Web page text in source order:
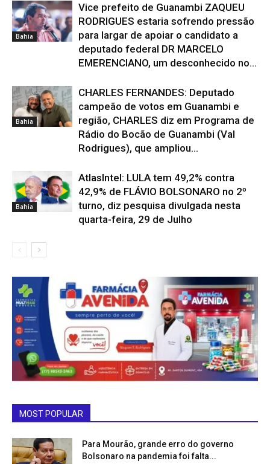
Bahia
Vice prefeito de Guanambi ZAQUEU
RODRIGUES estaria sofrendo pressão
para largar de apoiar o candidato a
deputado federal DR MARCELO
EMERENCIANO, um desconhecido no...
Bahia
CHARLES FERNANDES: Deputado
campeão de votos em Guanambi e
região, CHARLES diz em Programa de
Rádio do Bocão de Guanambi (Val
Rodrigues), que ampliou...
Bahia
AtlasIntel: LULA tem 49,2% contra
42,9% de FLÁVIO BOLSONARO no 2º
turno, diz pesquisa divulgada nesta
quarta-feira, 29 de Julho
MOST POPULAR
Para Mourão, grande erro do governo
Bolsonaro na pandemia foi falta...